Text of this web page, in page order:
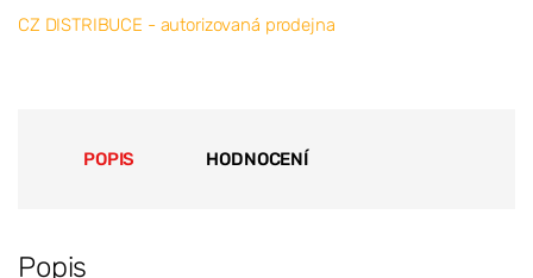
CZ DISTRIBUCE - autorizovaná prodejna
POPIS HODNOCENÍ
Popis